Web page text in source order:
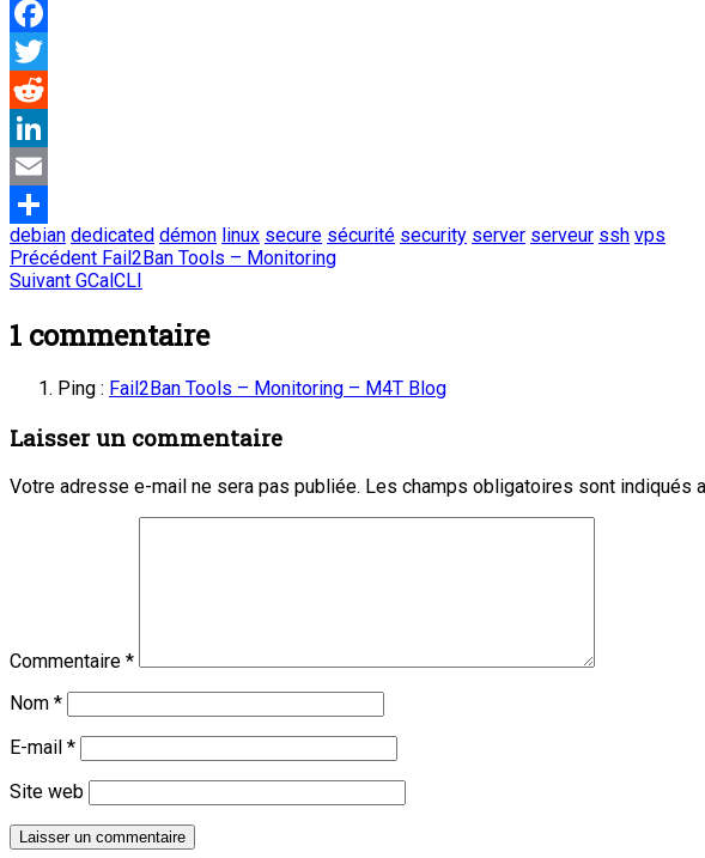
Facebook
Twitter
Reddit
LinkedIn
Email
Partager
debian dedicated démon linux secure sécurité security server serveur ssh vps
Navigation
de
l’article
Précédent Article
précédent
Fail2Ban Tools – Monitoring
Suivant Article
:
GCalCLI
1 commentaire
Ping : Fail2Ban Tools – Monitoring – M4T Blog
Laisser un commentaire
Votre adresse e-mail ne sera pas publiée. Les champs obligatoires sont indiqués
Commentaire *
Nom *
E-mail *
Site web